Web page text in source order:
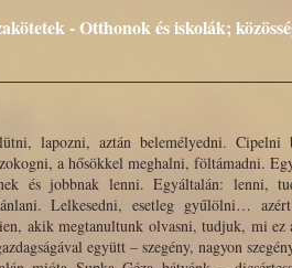
- Otthonok és iskolák;
lapozni, aztán belemélyedni. Cipelni
a hősökkel meghalni, föltámadni.
és jobbnak lenni. Egyáltalán: lenni,
Lelkesedni, esetleg gyűlölni…
akik megtanultunk olvasni, tudjuk, mi
együtt – szegény, nagyon